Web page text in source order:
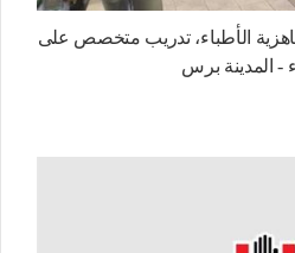
الأطباء، تدريب متخصص على
- المدينة برس